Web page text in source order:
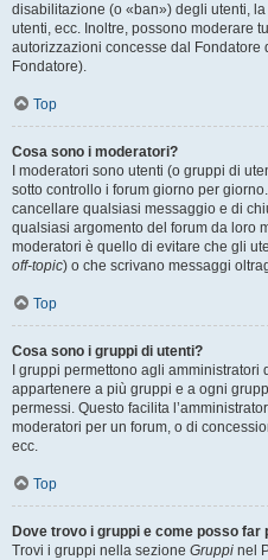
disabilitazione (o «ban») degli utenti,
utenti, ecc. Inoltre, possono moderare
autorizzazioni concesse dal Fondatore
Fondatore).
Top
Cosa sono i moderatori?
I moderatori sono utenti (o gruppi di
sotto controllo i forum giorno per
cancellare qualsiasi messaggio e di
qualsiasi argomento del forum da loro
moderatori è quello di evitare che gli
off-topic) o che scrivano messaggi
Top
Cosa sono i gruppi di utenti?
I gruppi permettono agli
appartenere a più gruppi e a ogni
permessi. Questo facilita
moderatori per un forum, o di
ecc.
Top
Dove trovo i gruppi e come posso far
Trovi i gruppi nella sezione Gruppi nel